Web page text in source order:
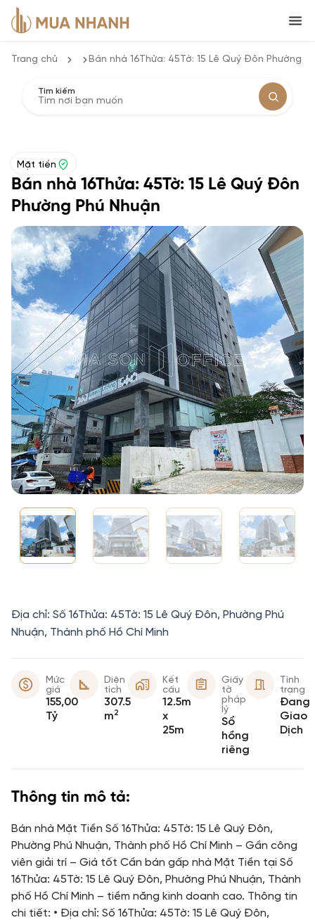
Trang chủ Bán nhà 16Thửa: 45Tờ: 15 Lê Quý Đôn Phường
Tìm kiếm
Mặt tiền
Bán nhà 16Thửa: 45Tờ: 15 Lê Quý Đôn
Phường Phú Nhuận
Địa chỉ: Số 16Thửa: 45Tờ: 15 Lê Quý Đôn, Phường Phú
Nhuận, Thành phố Hồ Chí Minh
Mức
giá
155,00
Tỷ
Diện
tích
307.5
m2
Kết
cấu
12.5m
x
25m
Giấy
tờ
pháp
lý
Sổ
hồng
riêng
Tình
trạng
Đang
Giao
Dịch
Thông tin mô tả:
Bán nhà Mặt Tiền Số 16Thửa: 45Tờ: 15 Lê Quý Đôn,
Phường Phú Nhuận, Thành phố Hồ Chí Minh – Gần công
viên giải trí – Giá tốt Cần bán gấp nhà Mặt Tiền tại Số
16Thửa: 45Tờ: 15 Lê Quý Đôn, Phường Phú Nhuận, Thành
phố Hồ Chí Minh – tiềm năng kinh doanh cao. Thông tin
chi tiết: • Địa chỉ: Số 16Thửa: 45Tờ: 15 Lê Quý Đôn,